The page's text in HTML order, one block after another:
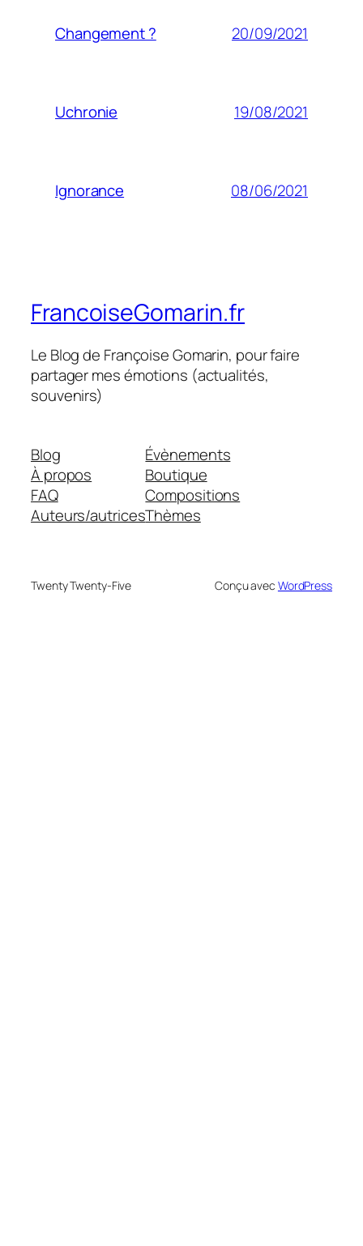
Changement ? 20/09/2021
Uchronie 19/08/2021
Ignorance 08/06/2021
FrancoiseGomarin.fr
Le Blog de Françoise Gomarin, pour faire
partager mes émotions (actualités,
souvenirs)
Blog
À propos
FAQ
Auteurs/autrices
Évènements
Boutique
Compositions
Thèmes
Twenty Twenty-Five Conçu avec WordPress